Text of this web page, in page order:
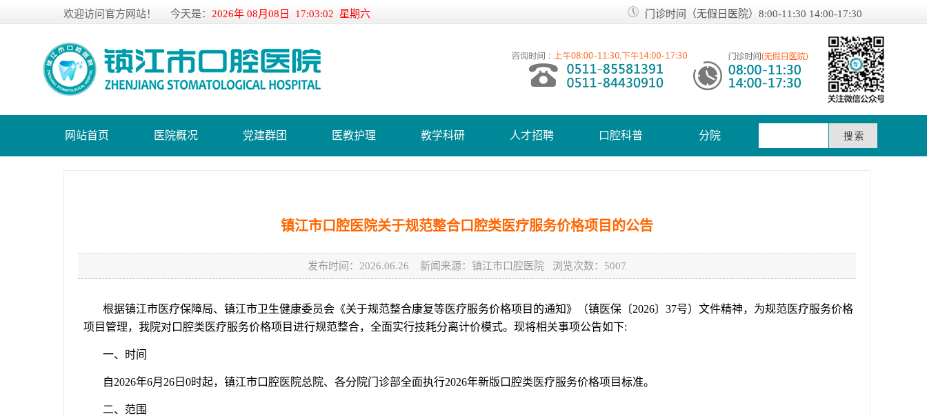
欢迎访问官方网站！ 今天是： 2026年 08月08日 17:03:02 星期六 门诊时间（无假日医院）8:00-11:30 14:00-17:30
网站首页 医院概况 党建群团 医教护理 教学科研 人才招聘 口腔科普 分院
镇江市口腔医院关于规范整合口腔类医疗服务价格项目的公告
发布时间：2026.06.26 新闻来源：镇江市口腔医院 浏览次数：5007
根据镇江市医疗保障局、镇江市卫生健康委员会《关于规范整合康复等医疗服务价格项目的通知》（镇医保〔2026〕37号）文件精神，为规范医疗服务价格
项目管理，我院对口腔类医疗服务价格项目进行规范整合，全面实行技耗分离计价模式。现将相关事项公告如下:
一、时间
自2026年6月26日0时起，镇江市口腔医院总院、各分院门诊部全面执行2026年新版口腔类医疗服务价格项目标准。
二、范围